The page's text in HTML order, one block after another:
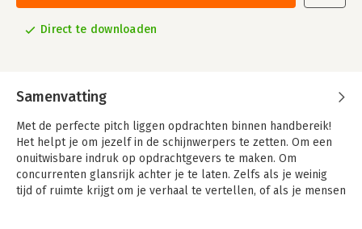
Direct te downloaden
Samenvatting
Met de perfecte pitch liggen opdrachten binnen handbereik!
Het helpt je om jezelf in de schijnwerpers te zetten. Om een
onuitwisbare indruk op opdrachtgevers te maken. Om
concurrenten glansrijk achter je te laten. Zelfs als je weinig
tijd of ruimte krijgt om je verhaal te vertellen, of als je mensen